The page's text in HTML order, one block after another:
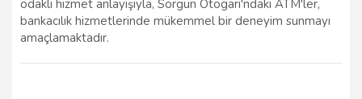
odaklı hizmet anlayışıyla, Sorgun Otogarı'ndaki ATM'ler,
bankacılık hizmetlerinde mükemmel bir deneyim sunmayı
amaçlamaktadır.